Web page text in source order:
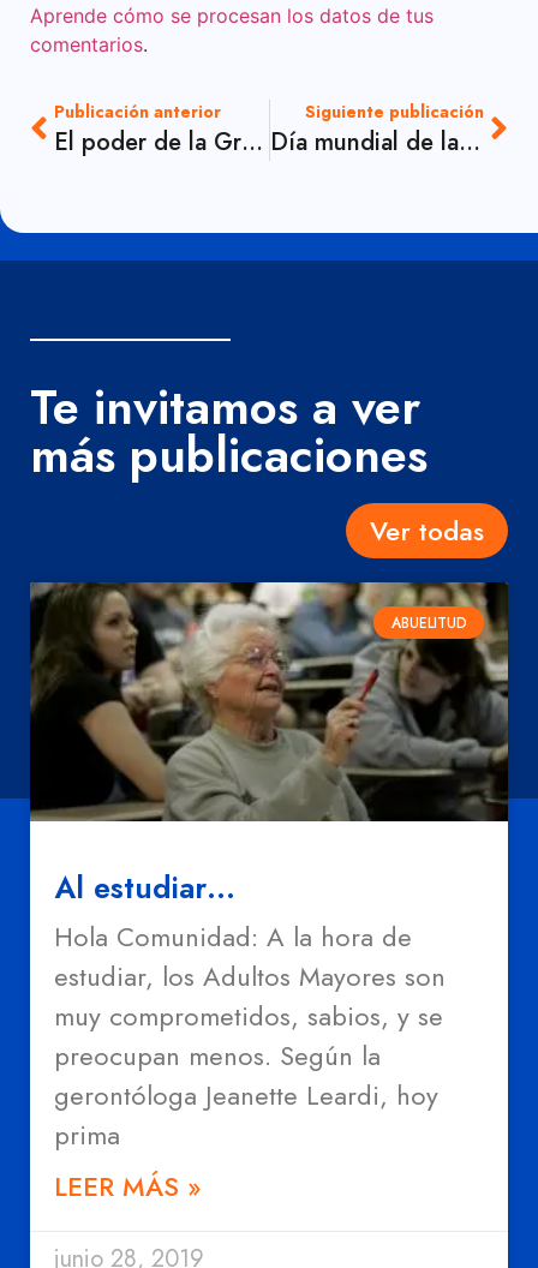
Aprende cómo se procesan los datos de tus
comentarios.
Publicación anterior
El poder de la Gratitud
Siguiente publicación
Día mundial de la Creatividad y la Innovación
Te invitamos a ver
más publicaciones
Ver todas
ABUELITUD
Al estudiar…
Hola Comunidad: A la hora de
estudiar, los Adultos Mayores son
muy comprometidos, sabios, y se
preocupan menos. Según la
gerontóloga Jeanette Leardi, hoy
prima
LEER MÁS »
junio 28, 2019